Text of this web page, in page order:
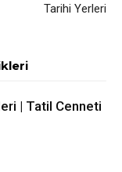
Tarihi Yerleri
| Tatil Cenneti